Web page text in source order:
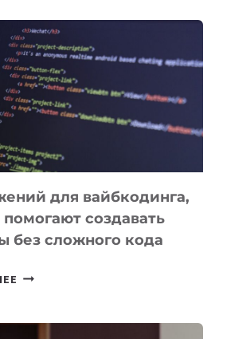
ПОЛЕЗНЫХ
ИНСТРУМЕНТОВ
ДЛЯ
РАБОТЫ
для вайбкодинга,
создавать
без сложного кода
7